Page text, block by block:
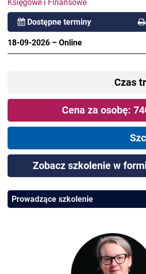
Księgowe i Finansowe
Dostępne terminy
18-09-2026 – Online
Czas
Cena za osobę:
Zobacz szkolenie w
Prowadzące szkolenie